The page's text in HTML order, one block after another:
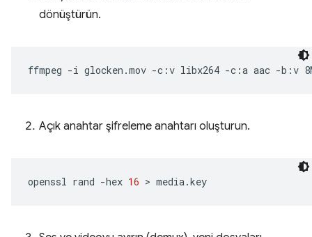
dönüştürün.
ffmpeg -i glocken.mov -c:v libx264 -c:a aac -b:v
Açık anahtar şifreleme anahtarı oluşturun.
openssl rand -hex 16 >